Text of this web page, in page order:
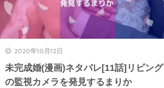
2020年10月12日
未完成婚(漫画)ネタバレ[11話]リビング
の監視カメラを発見するまりか